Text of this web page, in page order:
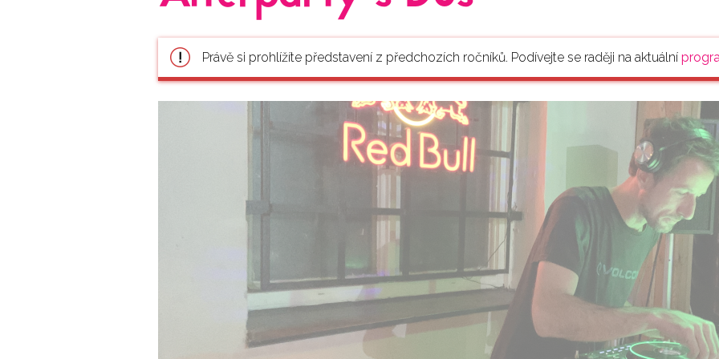
Právě si prohlížíte představení z předchozích ročníků. Podívejte se raději na aktuální